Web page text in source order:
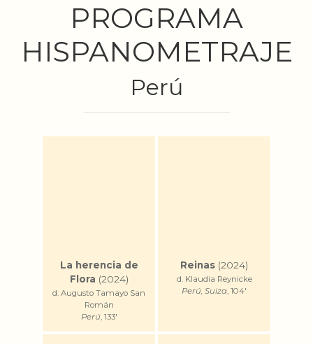
PROGRAMA
HISPANOMETRAJE
Perú
La herencia de
Flora (2024)
d. Augusto Tamayo San
Román
Perú, 133'
Reinas (2024)
d. Klaudia Reynicke
Perú, Suiza, 104'